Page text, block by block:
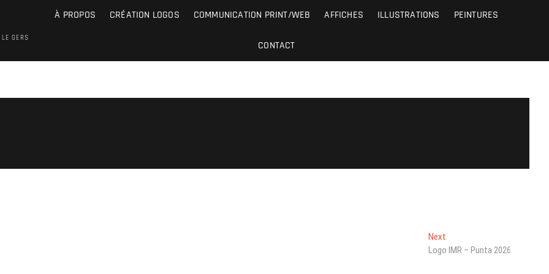
GERS
À PROPOS CRÉATION LOGOS COMMUNICATION PRINT/WEB AFFICHES ILLUSTRATIONS PEINTURES
CONTACT
Next
post:
Logo IMR – Punta 2026